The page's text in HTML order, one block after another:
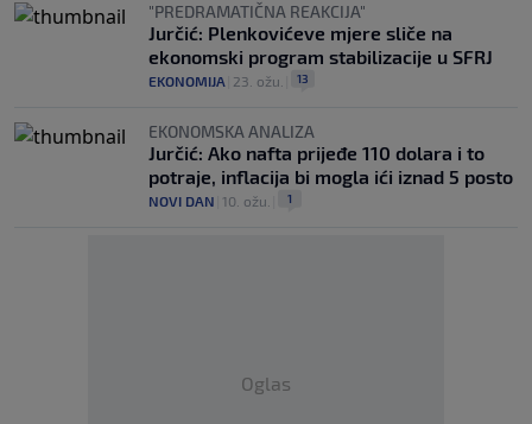
"PREDRAMATIČNA REAKCIJA"
Jurčić: Plenkovićeve mjere sliče na
ekonomski program stabilizacije u SFRJ
EKONOMIJA 23. ožu. 13
EKONOMSKA ANALIZA
Jurčić: Ako nafta prijeđe 110 dolara i to
potraje, inflacija bi mogla ići iznad 5 posto
NOVI DAN 10. ožu. 1
Oglas